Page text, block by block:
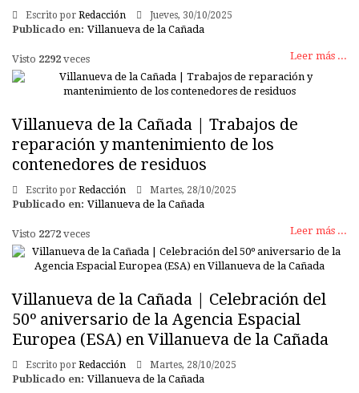
Escrito por Redacción Jueves, 30/10/2025
Publicado en: Villanueva de la Cañada
Leer más ...
Visto 2292 veces
Villanueva de la Cañada | Trabajos de
reparación y mantenimiento de los
contenedores de residuos
Escrito por Redacción Martes, 28/10/2025
Publicado en: Villanueva de la Cañada
Leer más ...
Visto 2272 veces
Villanueva de la Cañada | Celebración del
50º aniversario de la Agencia Espacial
Europea (ESA) en Villanueva de la Cañada
Escrito por Redacción Martes, 28/10/2025
Publicado en: Villanueva de la Cañada